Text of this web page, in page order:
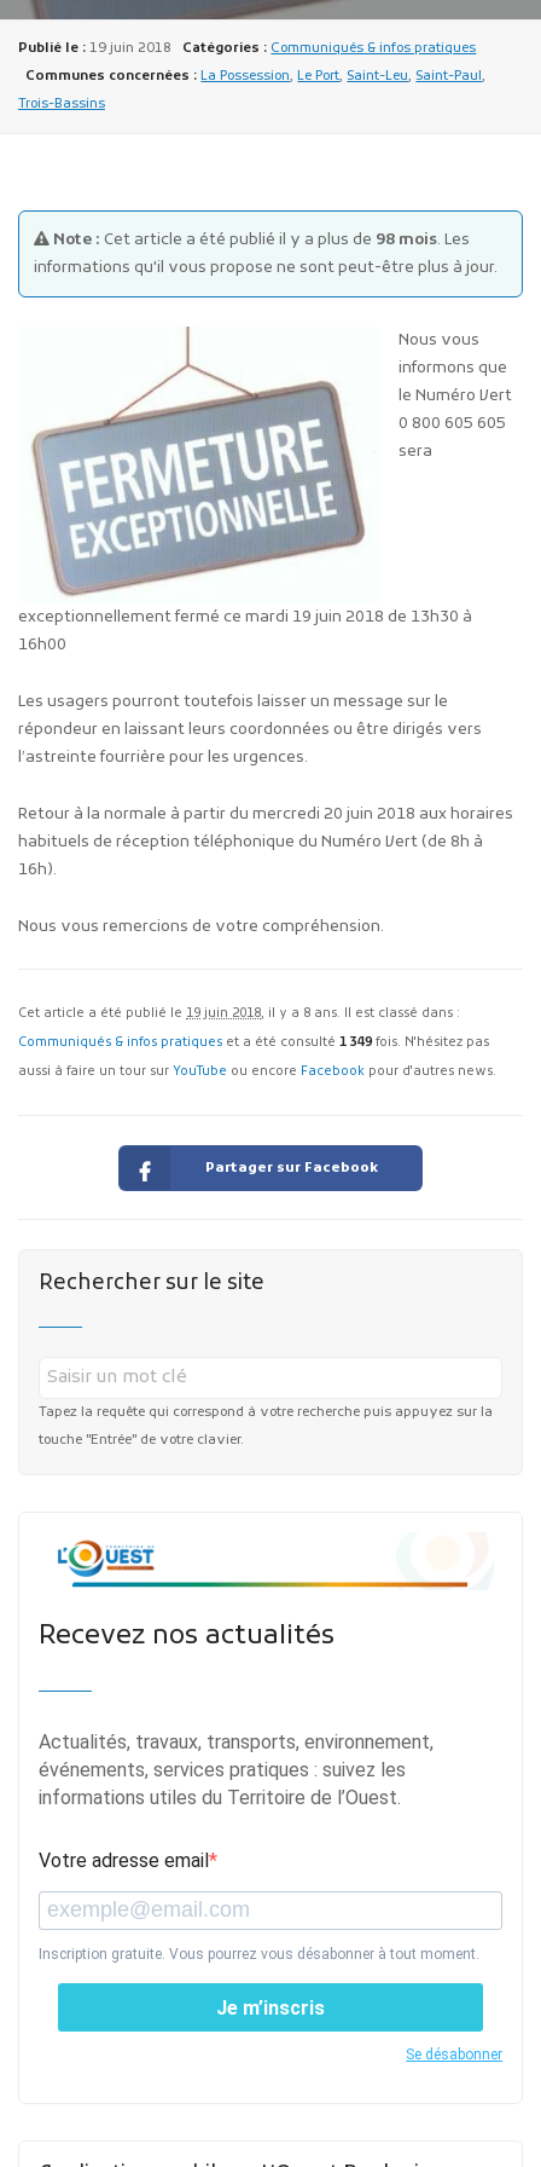
Publicité des actes
Marchés publics
Projets financés par l'Europe
Plans d'accès
Publié le : 19 juin 2018 Catégories : Communiqués & infos pratiques
Communes concernées : La Possession,Le Port, Saint-Leu, Saint-Paul,
Trois-Bassins
Note : Cet article a été publié il y a plus de 98 mois. Les
informations qu'il vous propose ne sont peut-être plus à jour.
Nous vous
informons que
le Numéro Vert
0 800 605 605
sera
exceptionnellement fermé ce mardi 19 juin 2018 de 13h30 à
16h00
Les usagers pourront toutefois laisser un message sur le
répondeur en laissant leurs coordonnées ou être dirigés vers
l’astreinte fourrière pour les urgences.
Retour à la normale à partir du mercredi 20 juin 2018 aux horaires
habituels de réception téléphonique du Numéro Vert (de 8h à
16h).
Nous vous remercions de votre compréhension.
Cet article a été publié le 19 juin 2018, il y a 8 ans. Il est classé dans :
Communiqués & infos pratiques et a été consulté 1 349 fois. N'hésitez pas
aussi à faire un tour sur YouTube ou encore Facebook pour d'autres news.
Partager sur Facebook
Rechercher sur le site
Tapez la requête qui correspond à votre recherche puis appuyez sur la
touche "Entrée" de votre clavier.
Recevez nos actualités
Actualités, travaux, transports, environnement,
événements, services pratiques : suivez les
informations utiles du Territoire de l’Ouest.
Votre adresse email
Inscription gratuite. Vous pourrez vous désabonner à tout moment.
Je m’inscris
Se désabonner